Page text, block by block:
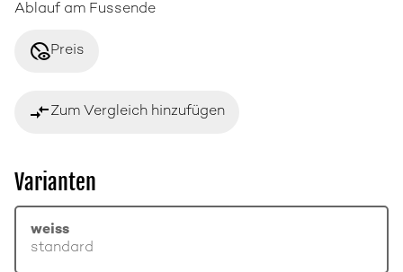
Ablauf am Fussende
disabled_visiblePreis
compare_arrowsZum Vergleich hinzufügen
Varianten
weiss
standard